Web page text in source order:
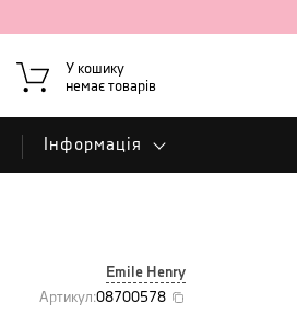
У кошику
немає товарів
Інформація
Emile Henry
Артикул:08700578